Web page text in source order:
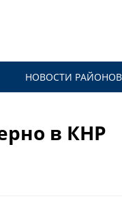
НОВОСТИ РАЙОНОВ
в КНР